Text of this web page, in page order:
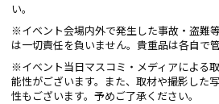
い。
※イベント会場内外で発生した事故・盗難
は一切責任を負いません。貴重品は各自で
※イベント当日マスコミ・メディアによる
能性がございます。また、取材や撮影した
性もございます。予めご了承ください。